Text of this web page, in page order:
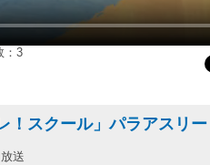
：3
！スクール」パラアスリ
送